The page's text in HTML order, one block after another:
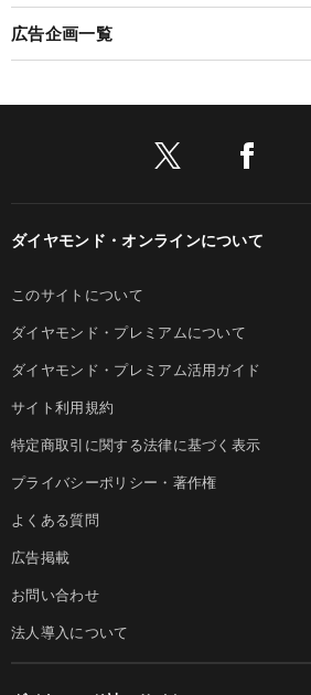
広告企画一覧
ダイヤモンド・オンラインについて
このサイトについて
ダイヤモンド・プレミアムについて
ダイヤモンド・プレミアム活用ガイド
サイト利用規約
特定商取引に関する法律に基づく表示
プライバシーポリシー・著作権
よくある質問
広告掲載
お問い合わせ
法人導入について